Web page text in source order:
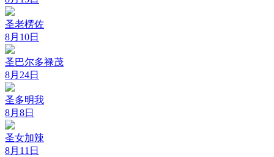
圣老楞佐
8月10日
圣巴尔多禄茂
8月24日
圣多明我
8月8日
圣女加辣
8月11日